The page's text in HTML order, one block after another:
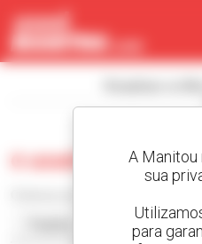
0 usado
Painel de Gerenciamento de Cookies
A Manitou
sua
para